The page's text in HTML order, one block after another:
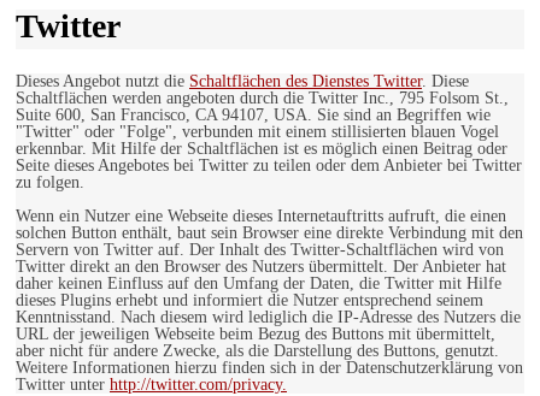
Twitter
Dieses Angebot nutzt die Schaltflächen des Dienstes Twitter. Diese
Schaltflächen werden angeboten durch die Twitter Inc., 795 Folsom St.,
Suite 600, San Francisco, CA 94107, USA. Sie sind an Begriffen wie
"Twitter" oder "Folge", verbunden mit einem stillisierten blauen Vogel
erkennbar. Mit Hilfe der Schaltflächen ist es möglich einen Beitrag oder
Seite dieses Angebotes bei Twitter zu teilen oder dem Anbieter bei Twitter
zu folgen.
Wenn ein Nutzer eine Webseite dieses Internetauftritts aufruft, die einen
solchen Button enthält, baut sein Browser eine direkte Verbindung mit den
Servern von Twitter auf. Der Inhalt des Twitter-Schaltflächen wird von
Twitter direkt an den Browser des Nutzers übermittelt. Der Anbieter hat
daher keinen Einfluss auf den Umfang der Daten, die Twitter mit Hilfe
dieses Plugins erhebt und informiert die Nutzer entsprechend seinem
Kenntnisstand. Nach diesem wird lediglich die IP-Adresse des Nutzers die
URL der jeweiligen Webseite beim Bezug des Buttons mit übermittelt,
aber nicht für andere Zwecke, als die Darstellung des Buttons, genutzt.
Weitere Informationen hierzu finden sich in der Datenschutzerklärung von
Twitter unter http://twitter.com/privacy.